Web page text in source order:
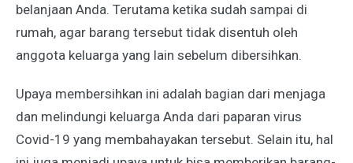
belanjaan Anda. Terutama ketika sudah sampai di
rumah, agar barang tersebut tidak disentuh oleh
anggota keluarga yang lain sebelum dibersihkan.
Upaya membersihkan ini adalah bagian dari menjaga
dan melindungi keluarga Anda dari paparan virus
Covid-19 yang membahayakan tersebut. Selain itu, hal